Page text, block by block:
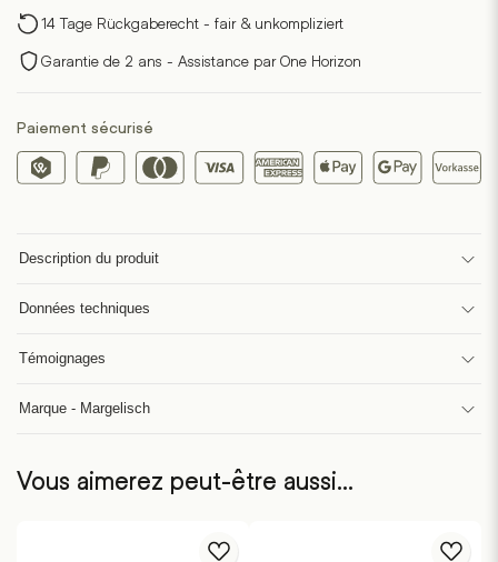
14 Tage Rückgaberecht - fair & unkompliziert
Garantie de 2 ans - Assistance par One Horizon
Paiement sécurisé
Description du produit
Données techniques
Témoignages
Marque - Margelisch
Vous aimerez peut-être aussi…